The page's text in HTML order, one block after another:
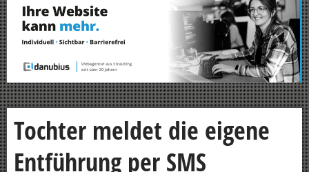
Tochter meldet die eigene
Entführung per SMS